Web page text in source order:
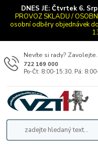
DNES JE: Čtvrtek 6.
PROVOZ SKLADU /
osobní odběry objednávek
Nevíte si rady? Zavolejte.
722 169 000
Po-Čt: 8:00-15:30, Pá: